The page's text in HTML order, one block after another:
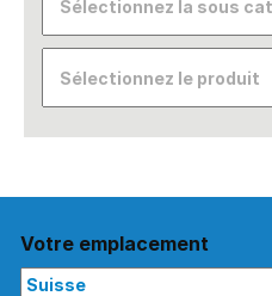
Votre emplacement